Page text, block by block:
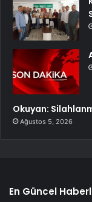
Okuyan:
Ağustos 5, 2026
En Güncel